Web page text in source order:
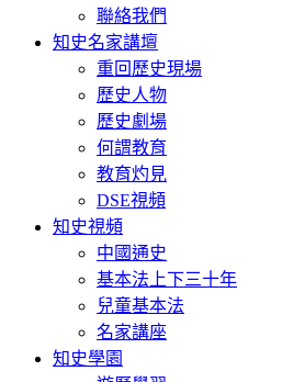
聯絡我們
知史名家講壇
重回歷史現場
歷史人物
歷史劇場
何謂教育
教育灼見
DSE視頻
知史視頻
中國通史
基本法上下三十年
兒童基本法
名家講座
知史學園